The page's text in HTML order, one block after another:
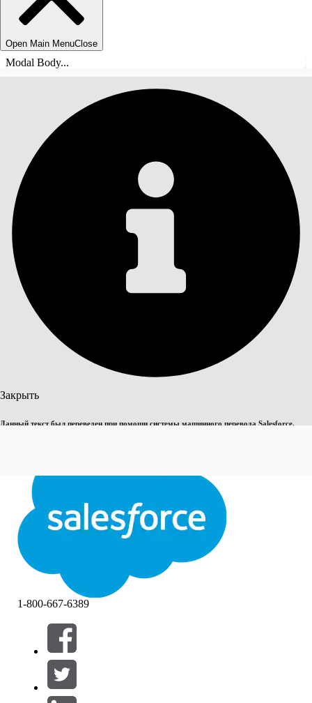
Open Main MenuClose
Modal Body...
Закрыть
Данный текст был переведен при помощи системы машинного перевода Salesforce.
Закрыть
СОДЕРЖАНИЕ
Фильтры (0)
ВЫБРАТЬ ФИЛЬТРЫ
Область продуктов
1-800-667-6389